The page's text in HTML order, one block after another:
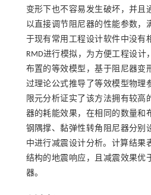
变形下也不容易发生破坏，并且
以直接调节阻尼器的性能参数，
于现有常用工程设计软件中没有
RMD进行模拟，为方便工程设计
布置的等效模型，基于阻尼器变
过理论公式推导了等效模型物理
限元分析证实了该方法拥有较高
器的耗能效果，在相同的数量和
钢隅撑、黏弹性转角阻尼器分别
中进行减震设计分析。计算结果
结构的地震响应，且减震效果优
器。